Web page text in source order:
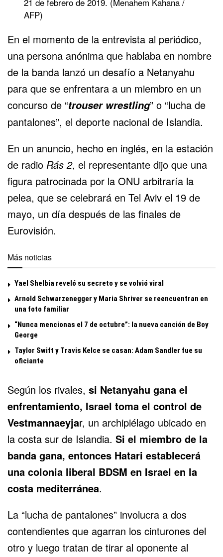
AFP)
En el momento de la entrevista al periódico,
una persona anónima que hablaba en nombre
de la banda lanzó un desafío a Netanyahu
para que se enfrentara a un miembro en un
concurso de “trouser wrestling” o “lucha de
pantalones”, el deporte nacional de Islandia.
En un anuncio, hecho en inglés, en la estación
de radio Rás 2, el representante dijo que una
figura patrocinada por la ONU arbitraría la
pelea, que se celebrará en Tel Aviv el 19 de
mayo, un día después de las finales de
Eurovisión.
Más noticias
Yael Shelbia reveló su secreto y se volvió viral
Arnold Schwarzenegger y Maria Shriver se reencuentran en
una foto familiar
“Nunca mencionas el 7 de octubre”: la nueva canción de Boy
George
Taylor Swift y Travis Kelce se casan: Adam Sandler fue su
oficiante
Según los rivales, si Netanyahu gana el
enfrentamiento, Israel toma el control de
Vestmannaeyjar, un archipiélago ubicado en
la costa sur de Islandia. Si el miembro de la
banda gana, entonces Hatari establecerá
una colonia liberal BDSM en Israel en la
costa mediterránea.
La “lucha de pantalones” involucra a dos
contendientes que agarran los cinturones del
otro y luego tratan de tirar al oponente al